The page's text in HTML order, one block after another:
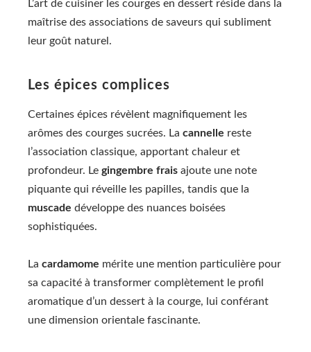
L’art de cuisiner les courges en dessert réside dans la
maîtrise des associations de saveurs qui subliment
leur goût naturel.
Les épices complices
Certaines épices révèlent magnifiquement les
arômes des courges sucrées. La cannelle reste
l’association classique, apportant chaleur et
profondeur. Le gingembre frais ajoute une note
piquante qui réveille les papilles, tandis que la
muscade développe des nuances boisées
sophistiquées.
La cardamome mérite une mention particulière pour
sa capacité à transformer complètement le profil
aromatique d’un dessert à la courge, lui conférant
une dimension orientale fascinante.